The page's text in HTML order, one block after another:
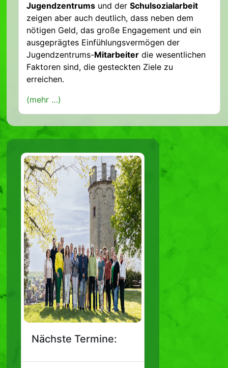
Jugendzentrumsund der Schulsozialarbeit
zeigen aber auch deutlich, dass neben dem
nötigen Geld, das große Engagement und ein
ausgeprägtes Einfühlungsvermögen der
Jugendzentrums-Mitarbeiterdie wesentlichen
Faktoren sind, die gesteckten Ziele zu
erreichen.
(mehr …)
Nächste Termine: